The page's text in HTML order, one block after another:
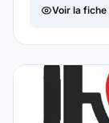
Voir la fiche